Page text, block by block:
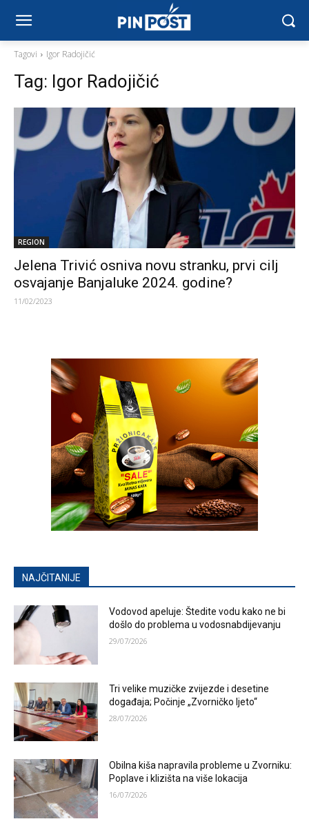
Tagovi Igor Radojičić
Tag: Igor Radojičić
REGION
Jelena Trivić osniva novu stranku, prvi cilj
osvajanje Banjaluke 2024. godine?
11/02/2023
NAJČITANIJE
Vodovod apeluje: Štedite vodu kako ne bi
došlo do problema u vodosnabdijevanju
29/07/2026
Tri velike muzičke zvijezde i desetine
događaja; Počinje „Zvorničko ljeto“
28/07/2026
Obilna kiša napravila probleme u Zvorniku:
Poplave i klizišta na više lokacija
16/07/2026